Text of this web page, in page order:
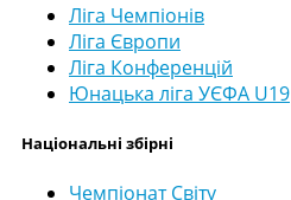
Ліга Чемпіонів
Ліга Європи
Ліга Конференцій
Юнацька ліга УЄФА U19
Національні збірні
Чемпіонат Світу